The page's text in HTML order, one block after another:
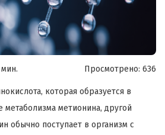
Просмотрено: 636
которая образуется в
метаболизма метионина, другой
обычно поступает в организм с